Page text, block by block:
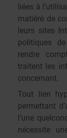
liées à
matière de
leurs sites
politiques
rendre
traitent les
concernant.
Tout lien
permettant
l’une
nécessite